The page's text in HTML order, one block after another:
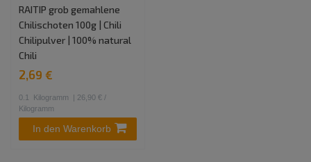
RAITIP grob gemahlene
Chilischoten 100g | Chili
Chilipulver | 100% natural
Chili
2,69 €
0.1 Kilogramm
| 26,90 € /
Kilogramm
In den Warenkorb